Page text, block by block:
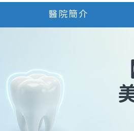
醫院簡介